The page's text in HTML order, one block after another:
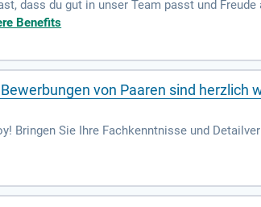
dass du gut in unser Team passt und
Benefits
von Paaren sind herzlich
Bringen Sie Ihre Fachkenntnisse und
in unserem engagierten Umfeld.